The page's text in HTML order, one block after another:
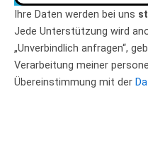
Ihre Daten werden bei uns
Jede Unterstützung wird
„Unverbindlich anfragen“,
Verarbeitung meiner
Übereinstimmung mit der